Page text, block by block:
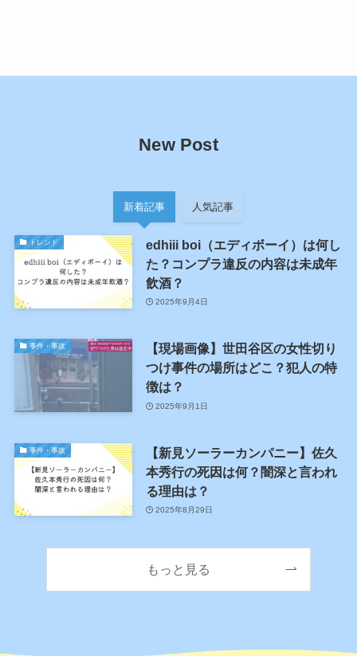
New Post
新着記事 人気記事
トレンド
edhiii boi（エディボーイ）は何し
た？コンプラ違反の内容は未成年
飲酒？
2025年9月4日
事件・事故
【現場画像】世田谷区の女性切り
つけ事件の場所はどこ？犯人の特
徴は？
2025年9月1日
事件・事故
【新見ソーラーカンパニー】佐久
本秀行の死因は何？闇深と言われ
る理由は？
2025年8月29日
もっと見る